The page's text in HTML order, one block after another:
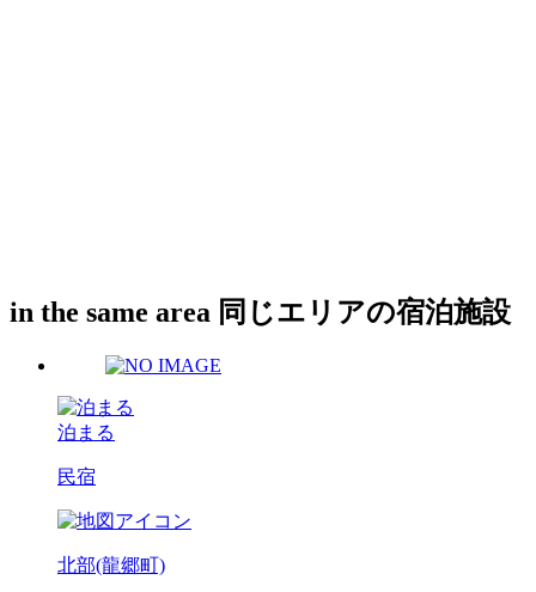
in the same area 同じエリアの宿泊施設
泊まる
民宿
北部(龍郷町)